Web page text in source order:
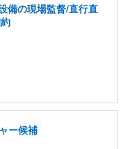
備の現場監督/直行直
ー候補